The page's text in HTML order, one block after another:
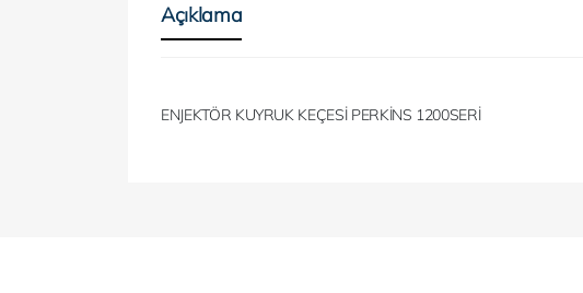
Açıklama
ENJEKTÖR KUYRUK KEÇESİ PERKİNS 1200SERİ